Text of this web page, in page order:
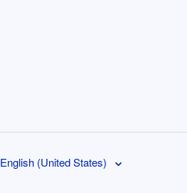
English (United States)